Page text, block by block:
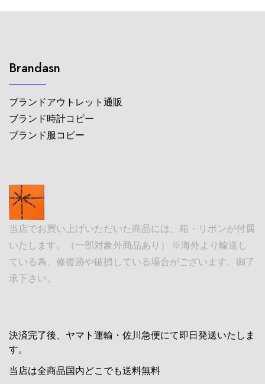
Brandasn
ブランドアウトレット通販
ブランド時計コピー
ブランド服コピー
当店でお買い上げいただいた商品には、箱・リボンが付属
いたします。（一部対象外商品あり） ※海外より輸送し
ている為、修復跡や破損している場合がございます。御了
承下さい。
決済完了後、ヤマト運輸・佐川急便にて即日発送いたしま
す。
当店は全商品国内どこでも送料無料